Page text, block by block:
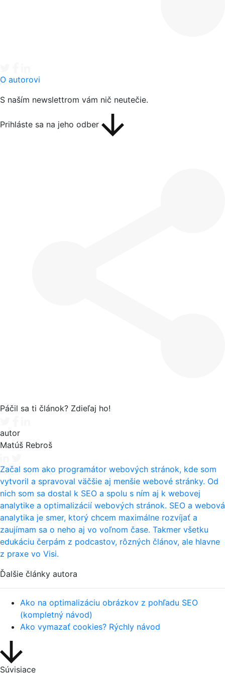
O autorovi
S naším newslettrom vám nič neutečie.
Prihláste sa na jeho odber
Páčil sa ti článok? Zdieľaj ho!
autor
Matúš Rebroš
Začal som ako programátor webových stránok, kde som
vytvoril a spravoval väčšie aj menšie webové stránky. Od
nich som sa dostal k SEO a spolu s ním aj k webovej
analytike a optimalizácií webových stránok. SEO a webová
analytika je smer, ktorý chcem maximálne rozvíjať a
zaujímam sa o neho aj vo voľnom čase. Takmer všetku
edukáciu čerpám z podcastov, rôzných článov, ale hlavne
z praxe vo Visi.
Ďalšie články autora
Ako na optimalizáciu obrázkov z pohľadu SEO
(kompletný návod)
Ako vymazať cookies? Rýchly návod
Súvisiace